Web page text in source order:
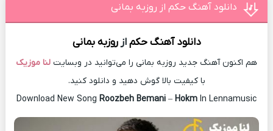
دانلود آهنگ حکم از روزبه بمانی
دانلود آهنگ حکمازروزبه بمانی
هم اکنون آهنگ جدید روزبه بمانی را می‌توانید در وبسایت لنا موزیک
با کیفیت بالا گوش دهید و دانلود کنید.
Download New Song Roozbeh Bemani – Hokm In Lennamusic